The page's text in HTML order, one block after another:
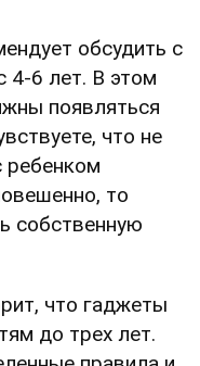
обсудить с
4-6 лет. В этом
появляться
что не
ребенком
то
собственную
что гаджеты
до трех лет.